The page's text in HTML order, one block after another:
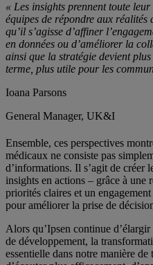
« Les insights prennent toute
équipes de répondre aux réalités
qu’il s’agisse d’affiner
en données ou d’améliorer la
ainsi que la stratégie devient
terme, plus utile pour les
Ioana Parsons
General Manager, UK&I
Ensemble, ces perspectives
médicaux ne consiste pas
d’informations. Il s’agit de créer
insights en actions – grâce à une
priorités claires et un
pour améliorer la prise de
Alors qu’Ipsen continue
de développement, la
essentielle dans notre manière